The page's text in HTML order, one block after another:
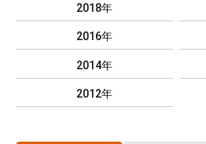
2018年
2016年
2014年
2012年